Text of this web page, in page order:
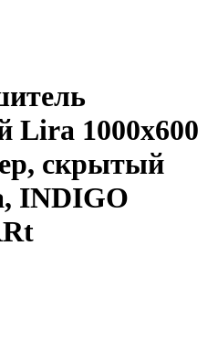
Lira 1000х600
скрытый
INDIGO